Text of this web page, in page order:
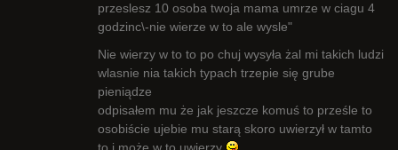
przeslesz 10 osoba twoja mama umrze w ciagu 4
godzinc\-nie wierze w to ale wysle"
Nie wierzy w to to po chuj wysyła żal mi takich ludzi
wlasnie nia takich typach trzepie się grube
pieniądze
odpisałem mu że jak jeszcze komuś to prześle to
osobiście ujebie mu starą skoro uwierzył w tamto